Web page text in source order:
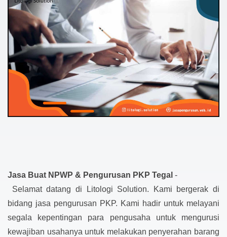
Jasa Buat NPWP & Pengurusan PKP Tegal -
Selamat datang di Litologi Solution. Kami bergerak di
bidang jasa pengurusan PKP. Kami hadir untuk melayani
segala kepentingan para pengusaha untuk mengurusi
kewajiban usahanya untuk melakukan penyerahan barang